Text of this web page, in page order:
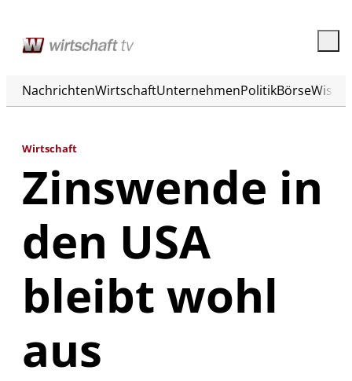
NachrichtenWirtschaftUnternehmenPolitikBörse
Wirtschaft
Zinswende in
den USA
bleibt wohl
aus